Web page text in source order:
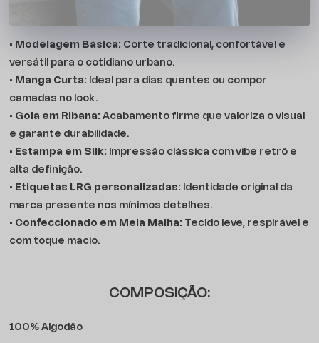
CARACTERÍSTICAS:
• Modelagem Básica: Corte tradicional, confortável e
versátil para o cotidiano urbano.
• Manga Curta:
Ideal para dias quentes ou compor
camadas no look.
• Gola em Ribana: Acabamento firme que valoriza o visual
e garante durabilidade.
• Estampa em Silk:
Impressão clássica com vibe retrô e
alta definição.
• Etiquetas LRG personalizadas:
Identidade original da
marca presente nos mínimos detalhes.
• Confeccionado em Meia Malha: Tecido leve, respirável e
com toque macio.
COMPOSIÇÃO:
100% Algodão